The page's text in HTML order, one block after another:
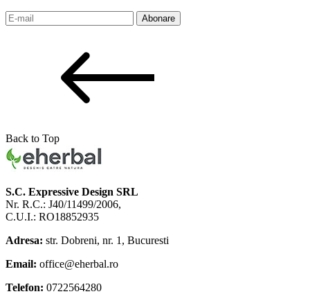
Abonare
Back to Top
S.C. Expressive Design SRL
Nr. R.C.: J40/11499/2006,
C.U.I.: RO18852935
Adresa: str. Dobreni, nr. 1, Bucuresti
Email: office@eherbal.ro
Telefon: 0722564280